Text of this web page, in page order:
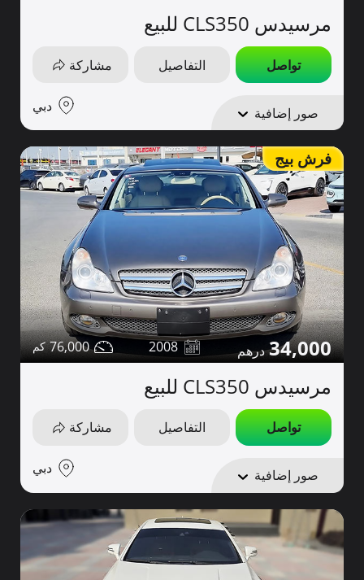
مرسيدس CLS350 للبيع
تواصل التفاصيل مشاركة
صور إضافية دبي
فرش بيج
34,000
2008
76,000
مرسيدس CLS350 للبيع
تواصل التفاصيل مشاركة
صور إضافية دبي